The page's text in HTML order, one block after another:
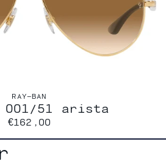
RAY-BAN
001/51 arista
€162,00